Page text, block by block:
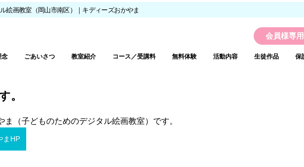
絵画教室（岡山市南区）｜キディーズおかやま
会員様専
念 ごあいさつ 教室紹介 コース／受講料 無料体験 活動内容 生徒作品 保
。
ま（子どものためのデジタル絵画教室）です。
まHP